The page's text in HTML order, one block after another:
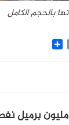
بالحجم الكامل
Email